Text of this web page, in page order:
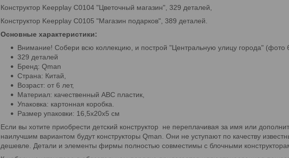
Конструктор Keepplay C0104 "Цветочный магазин", 329 деталей,
Конструктор Keepplay C0105 "Магазин подарков", 389 деталей.
Основные характеристики:
Внимание! Собери всю коллекцию, и построй "Центральную улицу города" (фото
329 деталей
Бренд: Qman
Страна: Китай,
Возраст: от 6 лет,
Материал: качественный ABC пластик,
Упаковка: картонная коробка.
Размер упаковки: 16,5х20х5 см
Если вы хотите приобрести детский конструктор не переплачивая за имя или
наилучшим вариантом будут конструкторы Qman. Они не уступают по качеству
дешевле. Детали и элементы фирмы полностью совместимы с блочными